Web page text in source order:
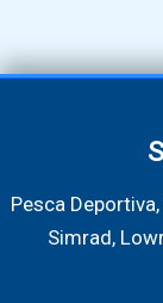
Pesca
Simrad,